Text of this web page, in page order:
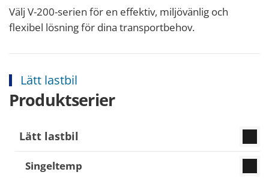
Välj V-200-serien för en effektiv, miljövänlig och
flexibel lösning för dina transportbehov.
Lätt lastbil
Produktserier
Lätt lastbil
Singeltemp